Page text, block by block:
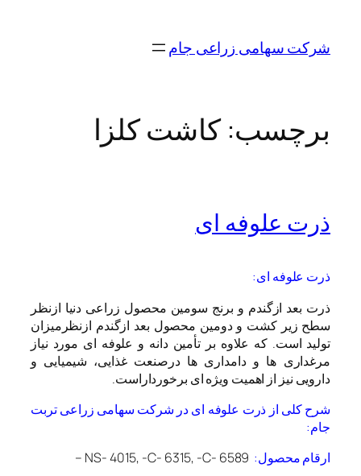
محتواشرکت سهامی زراعی جام
برچسب:کاشت کلزا
ذرت علوفه ای
ذرت علوفه ای:
ذرت بعد ازگندم و برنج سومین محصول زراعی دنیا ازنظر
سطح زیر کشت و دومین محصول بعد ازگندم ازنظرمیزان
تولید است. که علاوه بر تأمین دانه و علوفه ای مورد نیاز
مرغداری ها و دامداری ها درصنعت غذایی، شیمیایی و
دارویی نیز از اهمیت ویژه ای برخورداراست.
شرح کلی از ذرت علوفه ای در شرکت سهامی زراعی تربت
جام:
ارقام محصول: